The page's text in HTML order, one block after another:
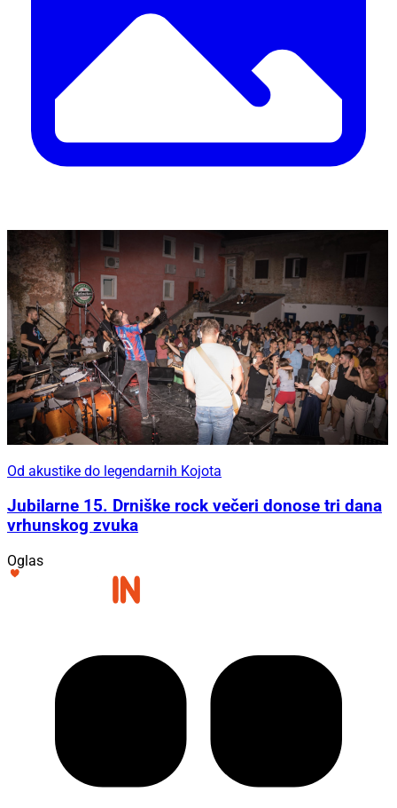
Od akustike do legendarnih Kojota
Jubilarne 15. Drniške rock večeri donose tri dana
vrhunskog zvuka
Oglas